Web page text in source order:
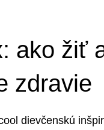
ako žiť
zdravie
dievčenskú